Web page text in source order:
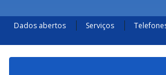
Dados abertos Serviços